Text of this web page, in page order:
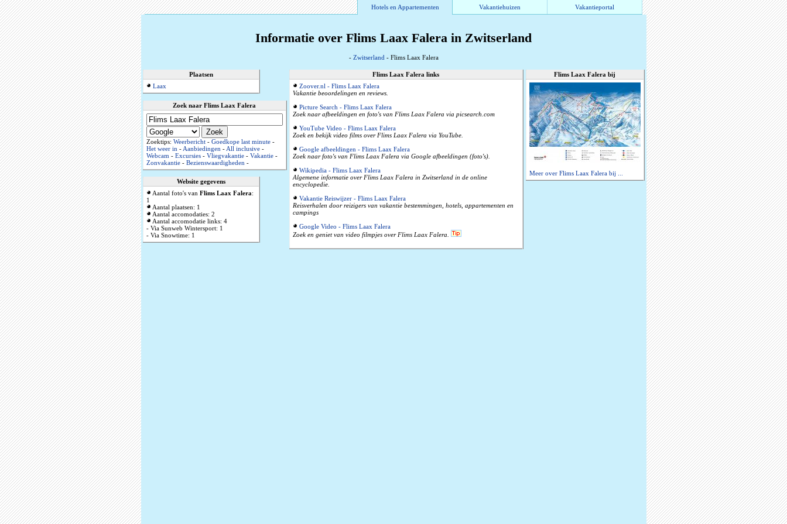
Hotels en Appartementen Vakantiehuizen Vakantieportal
Informatie over Flims Laax Falera in Zwitserland
- Zwitserland- Flims Laax Falera
Plaatsen
Laax
Zoek naar Flims Laax Falera
Zoektips: Weerbericht- Goedkope last minute-
Het weer in-Aanbiedingen-All inclusive-
Webcam- Excursies- Vliegvakantie- Vakantie-
Zonvakantie- Bezienswaardigheden-
Website gegevens
Aantal foto's van Flims Laax Falera:
1
Aantal plaatsen: 1
Aantal accomodaties: 2
Aantal accomodatie links: 4
- Via Sunweb Wintersport: 1
- Via Snowtime: 1
Flims Laax Falera links
Zoover.nl - Flims Laax Falera
Vakantie beoordelingen en reviews.
Picture Search - Flims Laax Falera
Zoek naar afbeeldingen en foto's van Flims Laax Falera via picsearch.com
YouTube Video - Flims Laax Falera
Zoek en bekijk video films over Flims Laax Falera via YouTube.
Google afbeeldingen - Flims Laax Falera
Zoek naar foto's van Flims Laax Falera via Google afbeeldingen (foto's).
Wikipedia - Flims Laax Falera
Algemene informatie over Flims Laax Falera in Zwitserland in de online
encyclopedie.
Vakantie Reiswijzer - Flims Laax Falera
Reisverhalen door reizigers van vakantie bestemmingen, hotels, appartementen en
campings
Google Video - Flims Laax Falera
Zoek en geniet van video filmpjes over Flims Laax Falera.
Flims Laax Falera bij
Meer over Flims Laax Falera bij ...